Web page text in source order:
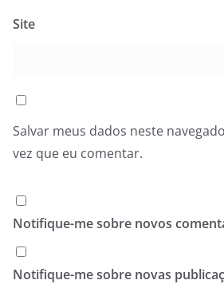
Site
Salvar meus dados neste
vez que eu comentar.
Notifique-me sobre novos
Notifique-me sobre novas